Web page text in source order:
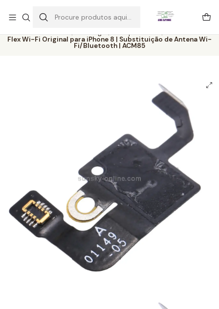
Início Catálogo
Componentes
Flex Wi-Fi Original para iPhone 8 | Substituição de Antena Wi-
Fi/Bluetooth | ACM85